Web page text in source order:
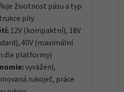
životnost pásu a typ
pily
12V (kompaktní), 18V
40V (maximální
dle platformy)
vyvážení,
rukojeť, práce